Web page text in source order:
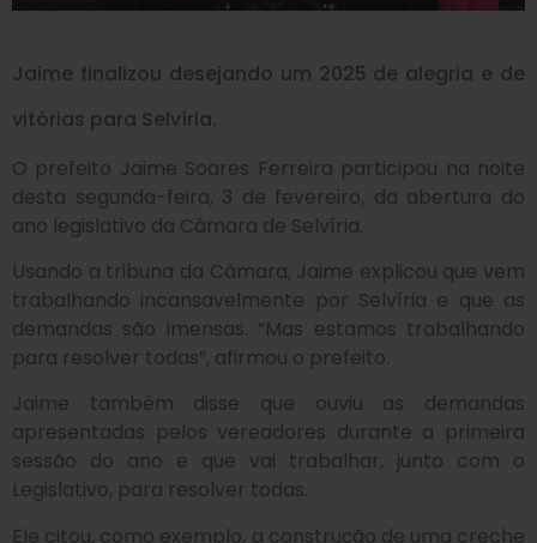
Jaime finalizou desejando um 2025 de alegria e de
vitórias para Selvíria.
O prefeito Jaime Soares Ferreira participou na noite
desta segunda-feira, 3 de fevereiro, da abertura do
ano legislativo da Câmara de Selvíria.
Usando a tribuna da Câmara, Jaime explicou que vem
trabalhando incansavelmente por Selvíria e que as
demandas são imensas. “Mas estamos trabalhando
para resolver todas”, afirmou o prefeito.
Jaime também disse que ouviu as demandas
apresentadas pelos vereadores durante a primeira
sessão do ano e que vai trabalhar, junto com o
Legislativo, para resolver todas.
Ele citou, como exemplo, a construção de uma creche